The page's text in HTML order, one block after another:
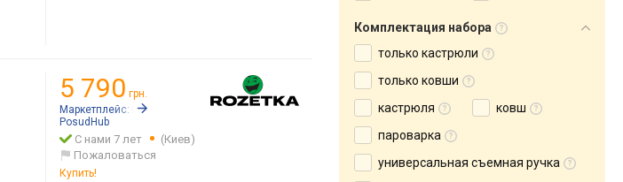
5 790 грн.
Маркетплейс:
Rozetka.ua
PosudHub
С нами 7 лет
(Киев)
Пожаловаться
Купить!
Комплектация набора
только кастрюли
только ковши
кастрюля
ковш
пароварка
универсальная съемная ручка